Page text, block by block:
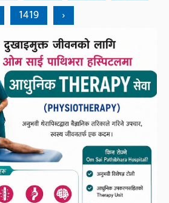
1419 ›